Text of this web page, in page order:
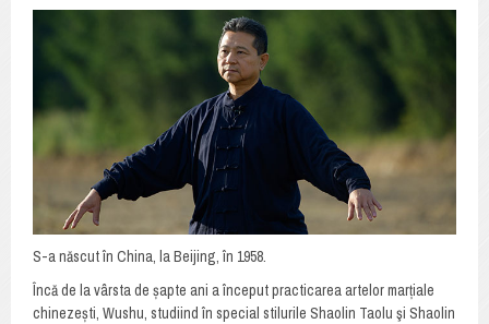
S-a născut în China, la Beijing, în 1958.
Încă de la vârsta de șapte ani a început practicarea artelor marțiale
chinezești, Wushu, studiind în special stilurile Shaolin Taolu şi Shaolin